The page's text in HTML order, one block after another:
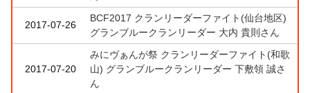
2017-07-26
BCF2017 クランリーダーファイト(仙台地区)
グランブルークランリーダー 大内 貴則さん
2017-07-20
みにヴぁんが祭 クランリーダーファイト(和歌
山) グランブルークランリーダー 下敷領 誠さ
ん